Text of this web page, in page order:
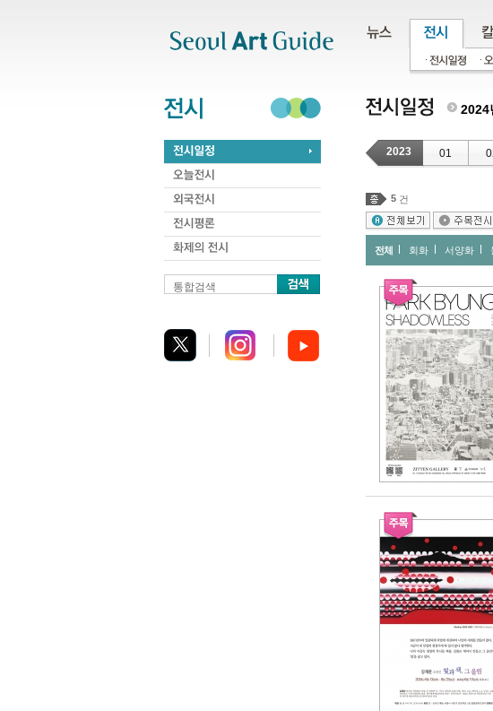
통합검색
2024
2023 01
5 건
전체 회화 서양화